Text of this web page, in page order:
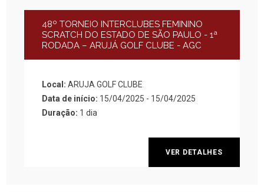
48º TORNEIO INTERCLUBES FEMININO
SCRATCH DO ESTADO DE SÃO PAULO - 1ª
RODADA – ARUJÁ GOLF CLUBE - AGC
Local:ARUJA GOLF CLUBE
Data de início: 15/04/2025 - 15/04/2025
Duração: 1 dia
VER DETALHES